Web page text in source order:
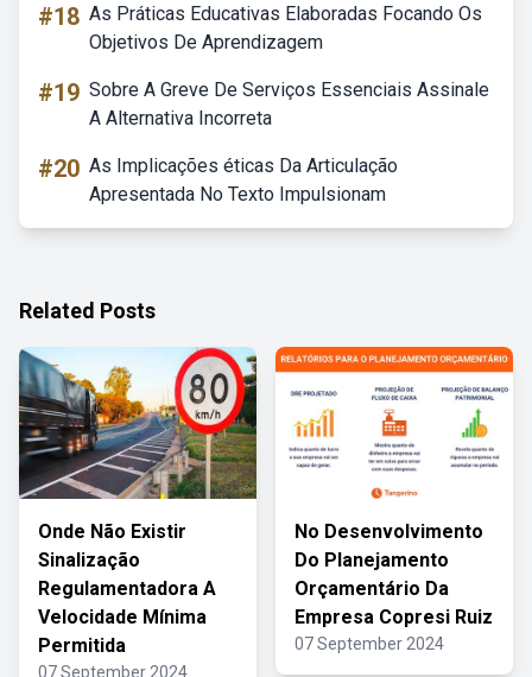
#18 As Práticas Educativas Elaboradas Focando Os
Objetivos De Aprendizagem
#19 Sobre A Greve De Serviços Essenciais Assinale
A Alternativa Incorreta
#20 As Implicações éticas Da Articulação
Apresentada No Texto Impulsionam
Related Posts
Onde Não Existir
Sinalização
Regulamentadora A
Velocidade Mínima
Permitida
07 September 2024
No Desenvolvimento
Do Planejamento
Orçamentário Da
Empresa Copresi Ruiz
07 September 2024